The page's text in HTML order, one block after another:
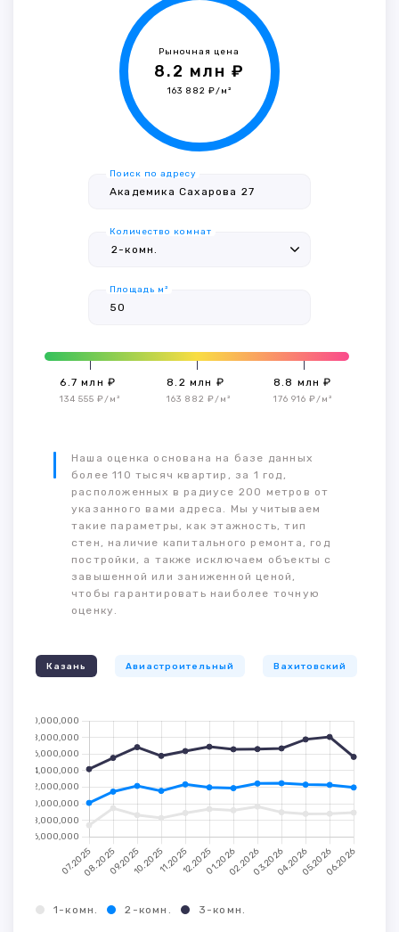
Рыночная цена
8.2 млн ₽
163 882 ₽/м²
Поиск по адресу
Количество комнат
Площадь м²
6.7 млн ₽
134 555 ₽/м²
8.2 млн ₽
163 882 ₽/м²
8.8 млн ₽
176 916 ₽/м²
Наша оценка основана на базе данных
более 110 тысяч квартир, за 1 год,
расположенных в радиусе 200 метров от
указанного вами адреса. Мы учитываем
такие параметры, как этажность, тип
стен, наличие капитального ремонта, год
постройки, а также исключаем объекты с
завышенной или заниженной ценой,
чтобы гарантировать наиболее точную
оценку.
Казань Авиастроительный Вахитовский
1-комн. 2-комн. 3-комн.